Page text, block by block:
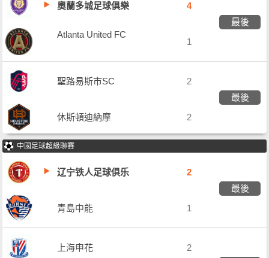
奧蘭多城足球俱樂
部
4
最後
Atlanta United FC
1
聖路易斯市SC
2
最後
休斯頓迪納摩
2
中國足球超級聯賽
辽宁铁人足球俱乐
2
最後
青島中能
1
上海申花
2